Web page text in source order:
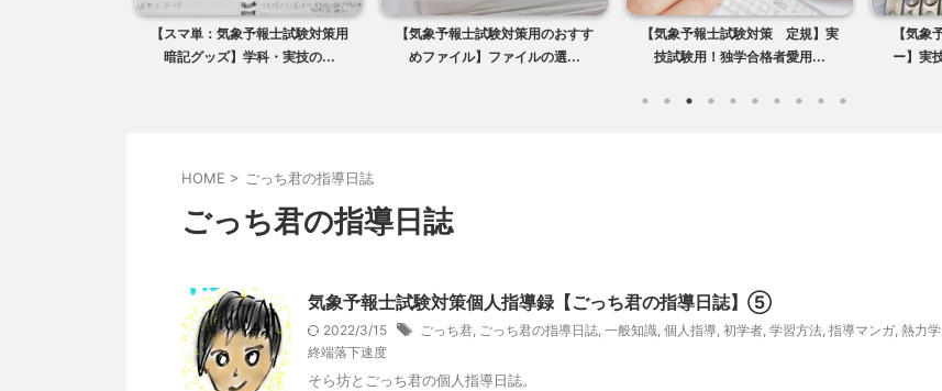
マ単：気象予報士試験対策用
記グッズ】学科・実技の...
【気象予報士試験対策用のおすす
めファイル】ファイルの選...
【気象予報士試験対策 定規】実
技試験用！独学合格者愛用...
【気象予報士試験 ディバイダ
ー】実技試験対策用！！独学...
HOME > ごっち君の指導日誌
ごっち君の指導日誌
気象予報士試験対策個人指導録【ごっち君の指導日誌】⑤
2022/3/15 ごっち君 ごっち君の指導日誌 一般知識 個人指導 初学者 学習方法 指導マンガ 熱力学
終端落下速度
そら坊とごっち君の個人指導日誌。